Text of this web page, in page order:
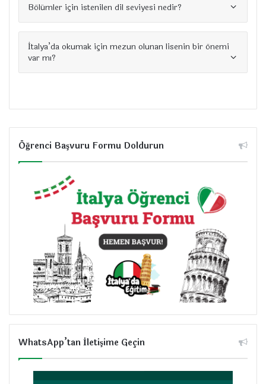
Bölümler için istenilen dil seviyesi nedir?
İtalya’da okumak için mezun olunan lisenin bir önemi
var mı?
Öğrenci Başvuru Formu Doldurun
WhatsApp’tan İletişime Geçin